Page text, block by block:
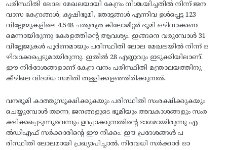
പരിസ്ഥിതി ലോല മേഖലയായി കേന്ദ്രം നിശ്ചയിച്ചതില്‍ നിന്ന്‌ ജന
വാസ കേന്ദ്രങ്ങള്‍, കൃഷിഭൂമി, തോട്ടങ്ങള്‍ എന്നിവ ഉള്‍പ്പെട്ട 123
വില്ലേജുകളിലെ 4,548 ചതുരശ്ര കിലോമീറ്റര്‍ ഭൂമി ഒഴിവാക്കണ
മെന്നായിരുന്നു കേരളത്തിന്റെ ആവശ്യം. ഇങ്ങനെ വരുമ്പോള്‍ 31
വില്ലേജുകള്‍ പൂര്‍ണമായും പരിസ്ഥിതി ലോല മേഖലയില്‍ നിന്ന്‌ ഒ
ഴിവാക്കപ്പെടുമായിരുന്നു. ഇതില്‍ 28 എണ്ണവും ഇടുക്കിയിലാണ്‌.
ഈ നിര്‍ദേശങ്ങളാണ്‌ കേന്ദ്ര വനം പരിസ്ഥിതി മന്ത്രാലയത്തിനു
കീഴിലെ വിദഗ്‌ധ സമിതി തള്ളിക്കളഞ്ഞിരിക്കുന്നത്‌.
വനഭൂമി കാത്തുസൂക്ഷിക്കുകയും പരിസ്ഥിതി സംരക്ഷിക്കുകയും
ചെയ്യുമ്പോള്‍ തന്നെ, ജനങ്ങളുടെ ഭൂമിയും അവകാശങ്ങളും സംര
ക്ഷിക്കപ്പെടുന്നുവെന്നും ഉറപ്പാക്കുന്നതിന്റെ ഭാഗമായിരുന്നു എ
ല്‍ഡിഎഫ്‌ സര്‍ക്കാരിന്റെ ഈ നീക്കം. ഈ പ്രദേശങ്ങള്‍ പ
രിസ്ഥിതി ലോലമായി പ്രഖ്യാപിച്ചാല്‍, നിരവധി സര്‍ക്കാര്‍ ഓ